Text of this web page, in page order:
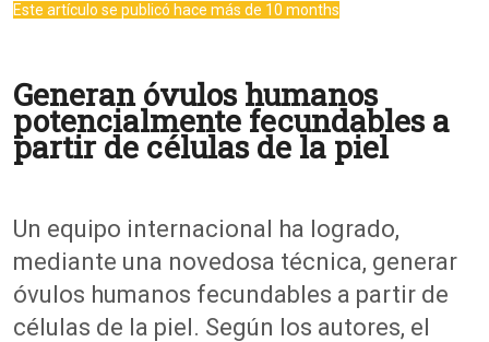
Este artículo se publicó hace más de 10 months
Generan óvulos humanos
potencialmente fecundables a
partir de células de la piel
Un equipo internacional ha logrado,
mediante una novedosa técnica, generar
óvulos humanos fecundables a partir de
células de la piel. Según los autores, el